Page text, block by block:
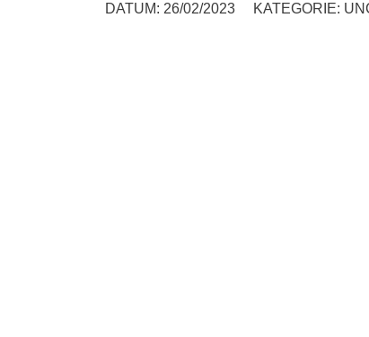
DATUM: 26/02/2023 KATEGORIE: